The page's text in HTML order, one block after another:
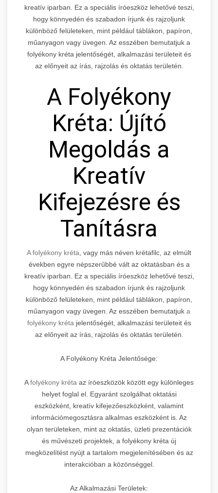
kreatív iparban. Ez a speciális íróeszköz lehetővé teszi,
hogy könnyedén és szabadon írjunk és rajzoljunk
különböző felületeken, mint például táblákon, papíron,
műanyagon vagy üvegen. Az esszében bemutatjuk a
folyékony kréta jelentőségét, alkalmazási területeit és
az előnyeit az írás, rajzolás és oktatás területén.
A Folyékony
Kréta: Újító
Megoldás a
Kreatív
Kifejezésre és
Tanításra
A folyékony kréta , vagy más néven krétafilc, az elmúlt
években egyre népszerűbbé vált az oktatásban és a
kreatív iparban. Ez a speciális íróeszköz lehetővé teszi,
hogy könnyedén és szabadon írjunk és rajzoljunk
különböző felületeken, mint például táblákon, papíron,
műanyagon vagy üvegen. Az esszében bemutatjuk a
folyékony kréta jelentőségét, alkalmazási területeit és
az előnyeit az írás, rajzolás és oktatás területén.
A Folyékony Kréta Jelentősége:
Afolyékony kréta az íróeszközök között egy különleges
helyet foglal el. Egyaránt szolgálhat oktatási
eszközként, kreatív kifejezőeszközként, valamint
információmegosztásra alkalmas eszközként is. Az
olyan területeken, mint az oktatás, üzleti prezentációk
és művészeti projektek, a folyékony kréta új
megközelítést nyújt a tartalom megjelenítésében és az
interakcióban a közönséggel.
Az Alkalmazási Területek: